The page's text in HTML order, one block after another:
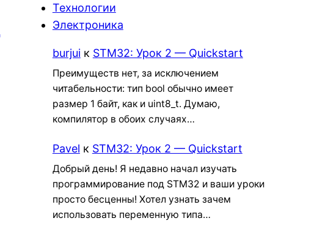
Технологии
Электроника
burjuiк STM32: Урок 2 — Quickstart
Преимуществ нет, за исключением
читабельности: тип bool обычно имеет
размер 1 байт, как и uint8_t. Думаю,
компилятор в обоих случаях…
Pavel к STM32: Урок 2 — Quickstart
Добрый день! Я недавно начал изучать
программирование под STM32 и ваши уроки
просто бесценны! Хотел узнать зачем
использовать переменную типа…